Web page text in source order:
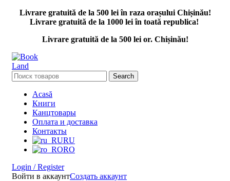
Livrare gratuită de la 500 lei în raza orașului Chișinău!
Livrare gratuită de la 1000 lei în toată republica!
Livrare gratuită de la 500 lei or. Chișinău!
Search
Acasă
Книги
Канцтовары
Оплата и доставка
Контакты
RU
RO
Login / Register
Войти в аккаунтСоздать аккаунт